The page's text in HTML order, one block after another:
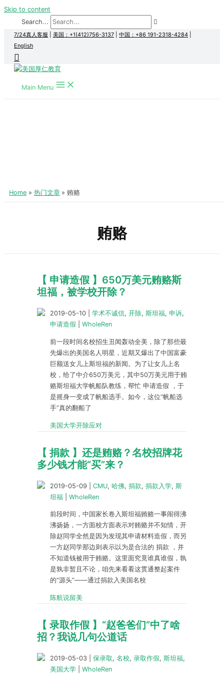
Skip to content
Search...
7/24真人客服 美国：+1(412)756-3137 中国：+86 191-2318-4284
English
Main Menu
Home 热门文章 贿赂
贿赂
【 申请造假 】650万美元贿赂斯
坦福，被学校开除？
2019-05-10 学术不诚信, 开除, 斯坦福, 申诉,
申请造假
WholeRen
前一段时间名校招生丑闻轰动全美，除了那些最
先爆出的美国名人明星，近期又爆出了中国富豪
巨额送女儿上斯坦福的新闻。为了让女儿上名
校，给了中介650万美元，其中50万美元用于贿
赂斯坦福大学帆船队教练，帮忙 申请造假 ，于
是摇身一变成了帆船选手。如今，这位“帆船选
手”真的翻船了
美国大学开除应对
【 捐款 】还是贿赂？名校招牌花
多少钱才能“买”来？
2019-05-09 CMU, 哈佛, 捐款, 捐款入学, 斯
坦福
WholeRen
前段时间，中国家长卷入斯坦福贿赂一事闹得沸
沸扬扬，一方面校方面表示对贿赂并不知情，开
除赵同学全然是因为发现其申请材料造假，而另
一方赵同学那边则表示以为是合法的 捐款 ，并
不知道钱被用于贿赂。这里面究竟谁真谁假，孰
是孰非暂且不论，咱先来看看这贯通整起案件
的“源头”——通过捐款入美国名校
陈航说留美
【 录取作假 】“赵爸爸们”中了啥
招？我说几句公道话
2019-05-03 保录取, 名校, 录取作假, 斯坦福,
美国大学
WholeRen